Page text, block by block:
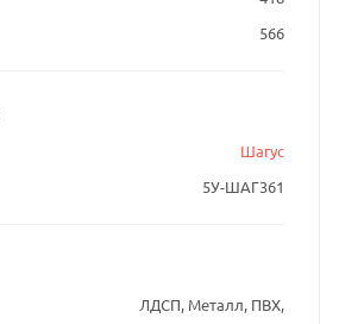
566
Шагус
5У-ШАГ361
ЛДСП, Металл, ПВХ,